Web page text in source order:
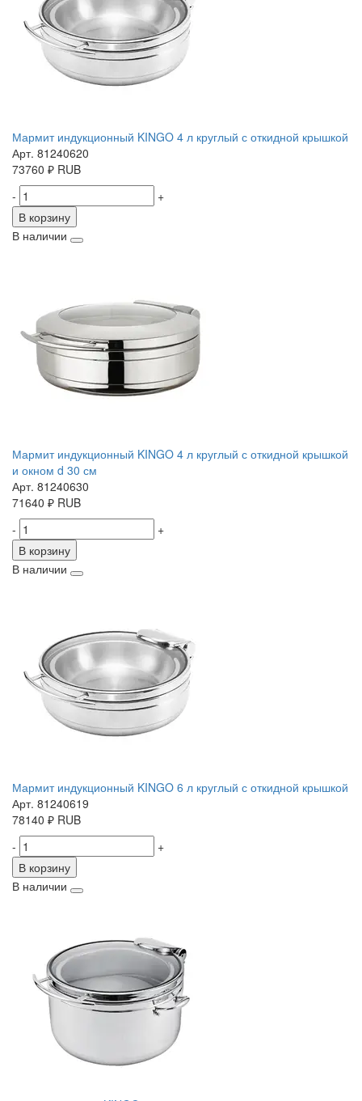
Мармит индукционный KINGO 4 л круглый с откидной крышкой
Арт. 81240620
73760 ₽ RUB
-
+
В корзину
В наличии
Мармит индукционный KINGO 4 л круглый с откидной крышкой
и окном d 30 см
Арт. 81240630
71640 ₽ RUB
-
+
В корзину
В наличии
Мармит индукционный KINGO 6 л круглый с откидной крышкой
Арт. 81240619
78140 ₽ RUB
-
+
В корзину
В наличии